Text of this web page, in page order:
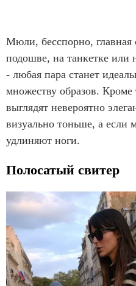
Мюли, бесспорно, главная
подошве, на танкетке или
- любая пара станет
множеству образов.
выглядят невероятно
визуально тоньше, а если
удлиняют ноги.
Полосатый свитер